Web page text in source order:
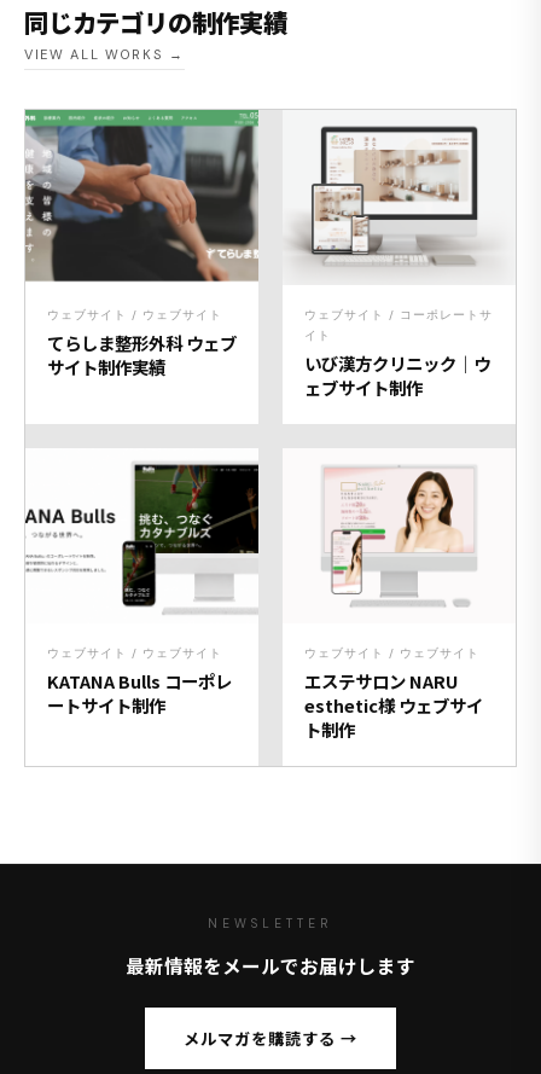
同じカテゴリの制作実績
VIEW ALL WORKS →
ウェブサイト / ウェブサイト
てらしま整形外科 ウェブ
サイト制作実績
ウェブサイト / コーポレートサ
イト
いび漢方クリニック｜ウ
ェブサイト制作
ウェブサイト / ウェブサイト
KATANA Bulls コーポレ
ートサイト制作
ウェブサイト / ウェブサイト
エステサロン NARU
esthetic様 ウェブサイ
ト制作
NEWSLETTER
最新情報をメールでお届けします
メルマガを購読する →